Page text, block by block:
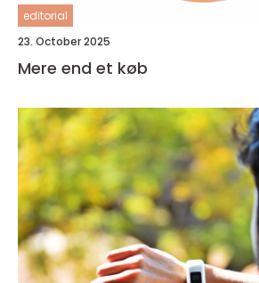
editorial
23. October 2025
Mere end et køb